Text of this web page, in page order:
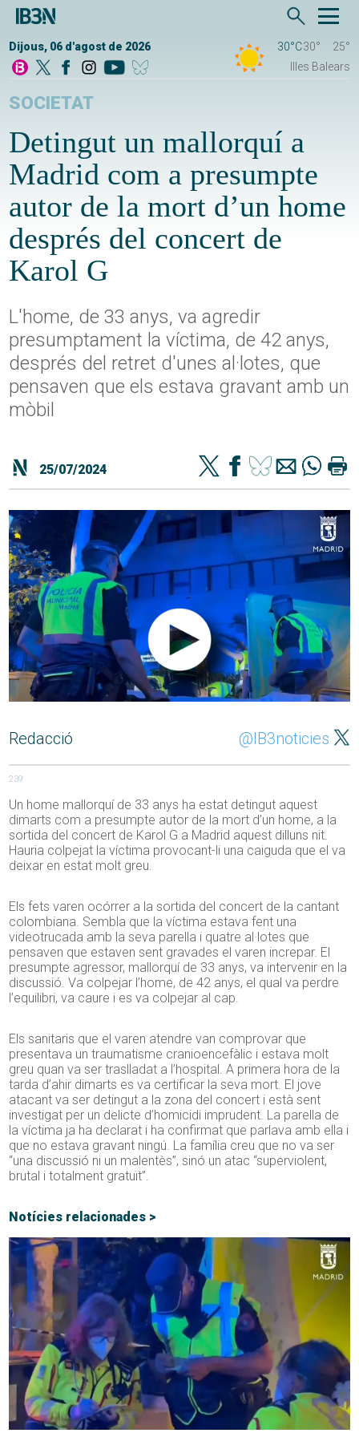
Dijous, 06 d'agost de 2026 30°C30°
25°
Illes Balears
SOCIETAT
Detingut un mallorquí a
Madrid com a presumpte
autor de la mort d’un home
després del concert de
Karol G
L'home, de 33 anys, va agredir
presumptament la víctima, de 42 anys,
després del retret d'unes al·lotes, que
pensaven que els estava gravant amb un
mòbil
25/07/2024
Redacció @IB3noticies
239
Un home mallorquí de 33 anys ha estat detingut aquest
dimarts com a presumpte autor de la mort d’un home, a la
sortida del concert de Karol G a Madrid aquest dilluns nit.
Hauria colpejat la víctima provocant-li una caiguda que el va
deixar en estat molt greu.
Els fets varen ocórrer a la sortida del concert de la cantant
colombiana. Sembla que la víctima estava fent una
videotrucada amb la seva parella i quatre al·lotes que
pensaven que estaven sent gravades el varen increpar. El
presumpte agressor, mallorquí de 33 anys, va intervenir en la
discussió. Va colpejar l’home, de 42 anys, el qual va perdre
l’equilibri, va caure i es va colpejar al cap.
Els sanitaris que el varen atendre van comprovar que
presentava un traumatisme cranioencefàlic i estava molt
greu quan va ser traslladat a l’hospital. A primera hora de la
tarda d’ahir dimarts es va certificar la seva mort. El jove
atacant va ser detingut a la zona del concert i està sent
investigat per un delicte d’homicidi imprudent. La parella de
la víctima ja ha declarat i ha confirmat que parlava amb ella i
que no estava gravant ningú. La família creu que no va ser
“una discussió ni un malentès”, sinó un atac “superviolent,
brutal i totalment gratuït”.
Notícies relacionades >